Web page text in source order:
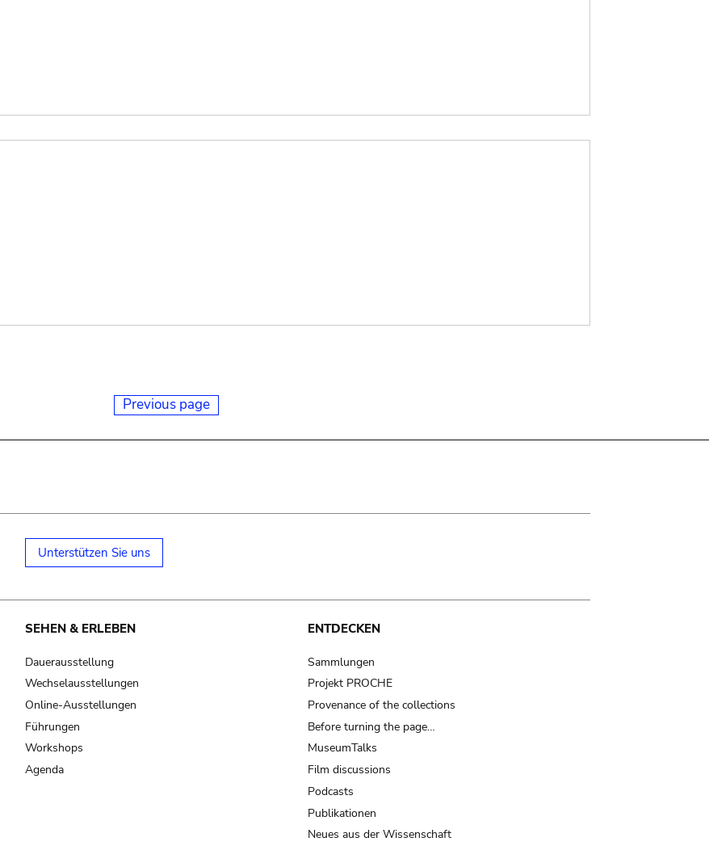
Previous page
Unterstützen Sie uns
SEHEN & ERLEBEN
Dauerausstellung
Wechselausstellungen
Online-Ausstellungen
Führungen
Workshops
Agenda
ENTDECKEN
Sammlungen
Projekt PROCHE
Provenance of the collections
Before turning the page…
MuseumTalks
Film discussions
Podcasts
Publikationen
Neues aus der Wissenschaft